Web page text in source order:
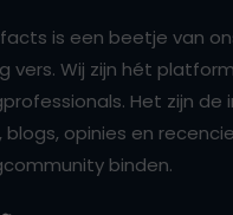
is een beetje van
vers. Wij zijn hét
Het zijn de
opinies en
binden.